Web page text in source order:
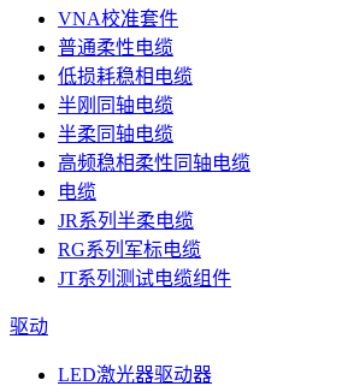
VNA校准套件
普通柔性电缆
低损耗稳相电缆
半刚同轴电缆
半柔同轴电缆
高频稳相柔性同轴电缆
电缆
JR系列半柔电缆
RG系列军标电缆
JT系列测试电缆组件
驱动
LED激光器驱动器